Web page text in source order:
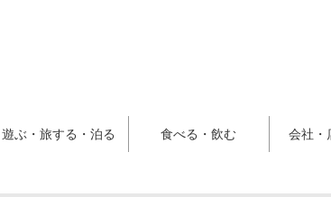
遊ぶ・旅する・泊る 食べる・飲む 会社・